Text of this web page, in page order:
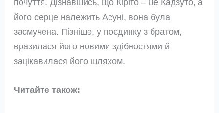
почуття. Дізнавшись, що Кіріто – це Кадзуто, а
його серце належить Асуні, вона була
засмучена. Пізніше, у поєдинку з братом,
вразилася його новими здібностями й
зацікавилася його шляхом.
Читайте також: